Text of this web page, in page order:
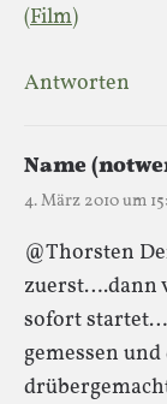
(Film)
Antworten
Name
4. März 2010 um
@Thorsten
zuerst….dann
sofort
gemessen